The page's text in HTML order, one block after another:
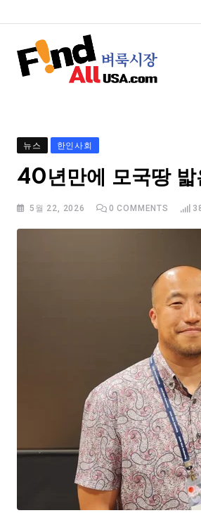
뉴스 한인사회
40년만에 모국땅 밟
5월 22, 2026 0 COMMENTS